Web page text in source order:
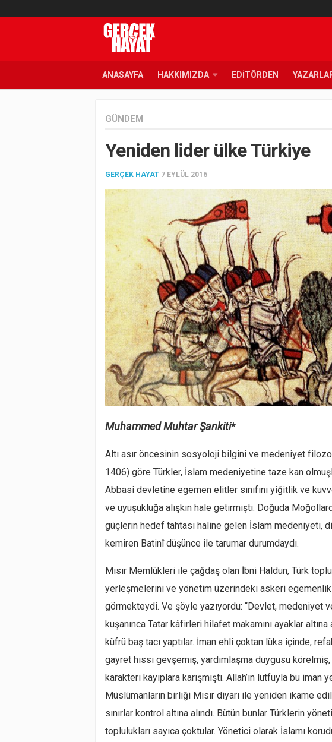
ANASAYFA HAKKIMIZDA EDITÖRDEN
GÜNDEM
Yeniden lider ülke Türkiye
GERÇEK HAYAT 7 EYLÜL 2016
Muhammed Muhtar Şankiti*
Altı asır öncesinin sosyoloji bilgini ve medeniyet
1406) göre Türkler, İslam medeniyetine taze kan
Abbasi devletine egemen elitler sınıfını yiğitlik ve
ve uyuşukluğa alışkın hale getirmişti. Doğuda
güçlerin hedef tahtası haline gelen İslam medeniyeti,
kemiren Batinî düşünce ile tarumar durumdaydı.
Mısır Memlûkleri ile çağdaş olan İbni Haldun, Türk
yerleşmelerini ve yönetim üzerindeki askeri
görmekteydi. Ve şöyle yazıyordu: “Devlet, medeniyet
kuşanınca Tatar kâfirleri hilafet makamını ayaklar
küfrü baş tacı yaptılar. İman ehli çoktan lüks içinde,
gayret hissi gevşemiş, yardımlaşma duygusu
karakteri kayıplara karışmıştı. Allah’ın lütfuyla bu iman
Müslümanların birliği Mısır diyarı ile yeniden ikame
sınırlar kontrol altına alındı. Bütün bunlar Türklerin
toplulukları sayıca çoktular. Yönetici olarak İslamı